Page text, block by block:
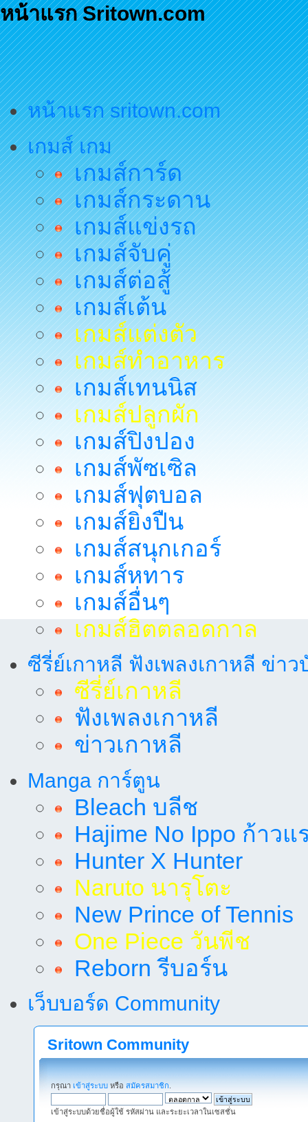
หน้าแรก Sritown.com
หน้าแรก sritown.com
เกมส์ เกม
เกมส์การ์ด
เกมส์กระดาน
เกมส์แข่งรถ
เกมส์จับคู่
เกมส์ต่อสู้
เกมส์เต้น
เกมส์แต่งตัว
เกมส์ทำอาหาร
เกมส์เทนนิส
เกมส์ปลูกผัก
เกมส์ปิงปอง
เกมส์พัซเซิล
เกมส์ฟุตบอล
เกมส์ยิงปืน
เกมส์สนุกเกอร์
เกมส์หทาร
เกมส์อื่นๆ
เกมส์ฮิตตลอดกาล
ซีรี่ย์เกาหลี ฟังเพลงเกาหลี ข่าว
ซีรี่ย์เกาหลี
ฟังเพลงเกาหลี
ข่าวเกาหลี
Manga การ์ตูน
Bleach บลีช
Hajime No Ippo ก้าวแ
Hunter X Hunter
Naruto นารุโตะ
New Prince of Tennis
One Piece วันพีช
Reborn รีบอร์น
เว็บบอร์ด Community
Sritown Community
กรุณา เข้าสู่ระบบ หรือ สมัครสมาชิก
เข้าสู่ระบบด้วยชื่อผู้ใช้ รหัสผ่าน และระยะเวลาในเซสชั่น